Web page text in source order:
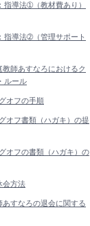
指導法➀（教材費あり）
指導法➁（管理サポート
教師あすなろにおけるク
ルール
オフの手順
オフ書類（ハガキ）の提
オフの書類（ハガキ）の
会方法
あすなろの退会に関する